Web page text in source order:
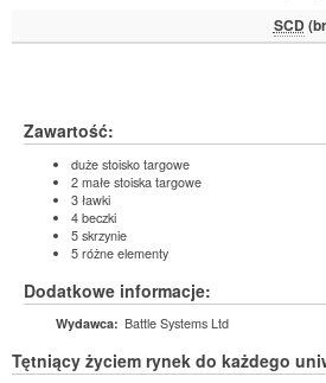
SCD
Zawartość:
duże stoisko targowe
2 małe stoiska targowe
3 ławki
4 beczki
5 skrzynie
5 różne elementy
Dodatkowe informacje:
Wydawca: Battle Systems Ltd
Tętniący życiem rynek do każdego